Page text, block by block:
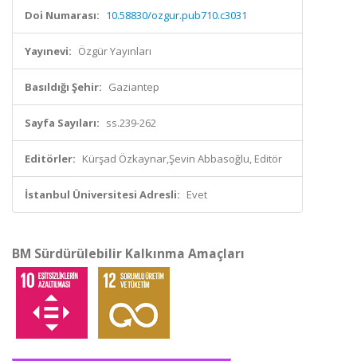
Doi Numarası: 10.58830/ozgur.pub710.c3031
Yayınevi: Özgür Yayınları
Basıldığı Şehir: Gaziantep
Sayfa Sayıları: ss.239-262
Editörler: Kürşad Özkaynar,Şevin Abbasoğlu, Editör
İstanbul Üniversitesi Adresli: Evet
BM Sürdürülebilir Kalkınma Amaçları